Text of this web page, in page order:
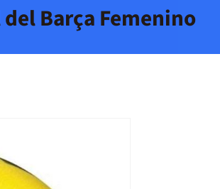
Barça Femenino